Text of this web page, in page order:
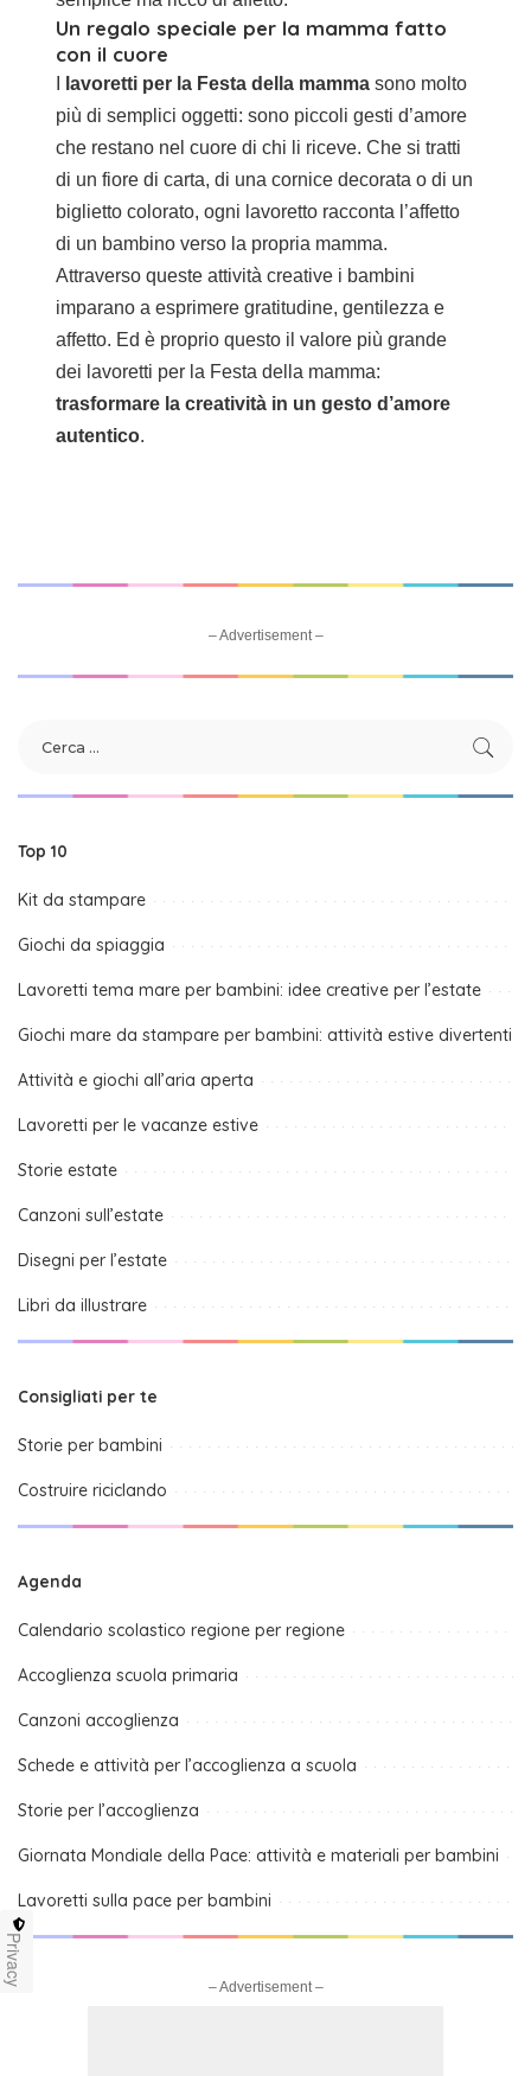
Un regalo speciale per la mamma fatto
con il cuore
lavoretti per la Festa della mamma sono molto
più di semplici oggetti: sono piccoli gesti d’amore
che restano nel cuore di chi li riceve. Che si tratti
di un fiore di carta, di una cornice decorata o di un
biglietto colorato, ogni lavoretto racconta l’affetto
di un bambino verso la propria mamma.
Attraverso queste attività creative i bambini
imparano a esprimere gratitudine, gentilezza e
affetto. Ed è proprio questo il valore più grande
dei lavoretti per la Festa della mamma:
trasformare la creatività in un gesto d’amore
autentico.
– Advertisement –
Top 10
Kit da stampare
Giochi da spiaggia
Lavoretti tema mare per bambini: idee creative per l’estate
Giochi mare da stampare per bambini: attività estive divertenti
Attività e giochi all’aria aperta
Lavoretti per le vacanze estive
Storie estate
Canzoni sull’estate
Disegni per l’estate
Libri da illustrare
Consigliati per te
Storie per bambini
Costruire riciclando
Agenda
Calendario scolastico regione per regione
Accoglienza scuola primaria
Canzoni accoglienza
Schede e attività per l’accoglienza a scuola
Storie per l’accoglienza
Giornata Mondiale della Pace: attività e materiali per bambini
Lavoretti sulla pace per bambini
– Advertisement –
Privacy